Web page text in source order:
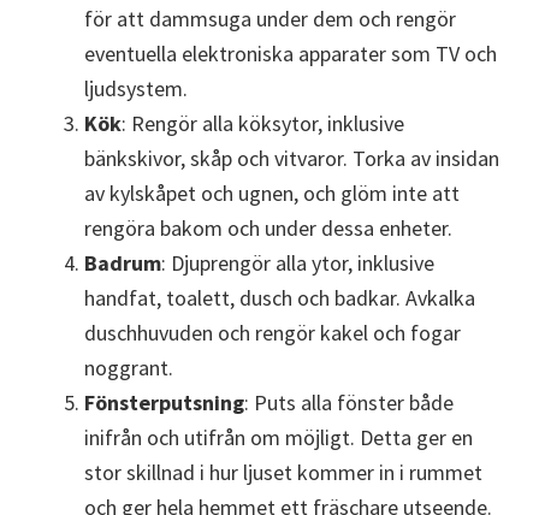
för att dammsuga under dem och rengör
eventuella elektroniska apparater som TV och
ljudsystem.
Kök: Rengör alla köksytor, inklusive
bänkskivor, skåp och vitvaror. Torka av insidan
av kylskåpet och ugnen, och glöm inte att
rengöra bakom och under dessa enheter.
Badrum: Djuprengör alla ytor, inklusive
handfat, toalett, dusch och badkar. Avkalka
duschhuvuden och rengör kakel och fogar
noggrant.
Fönsterputsning: Puts alla fönster både
inifrån och utifrån om möjligt. Detta ger en
stor skillnad i hur ljuset kommer in i rummet
och ger hela hemmet ett fräschare utseende.